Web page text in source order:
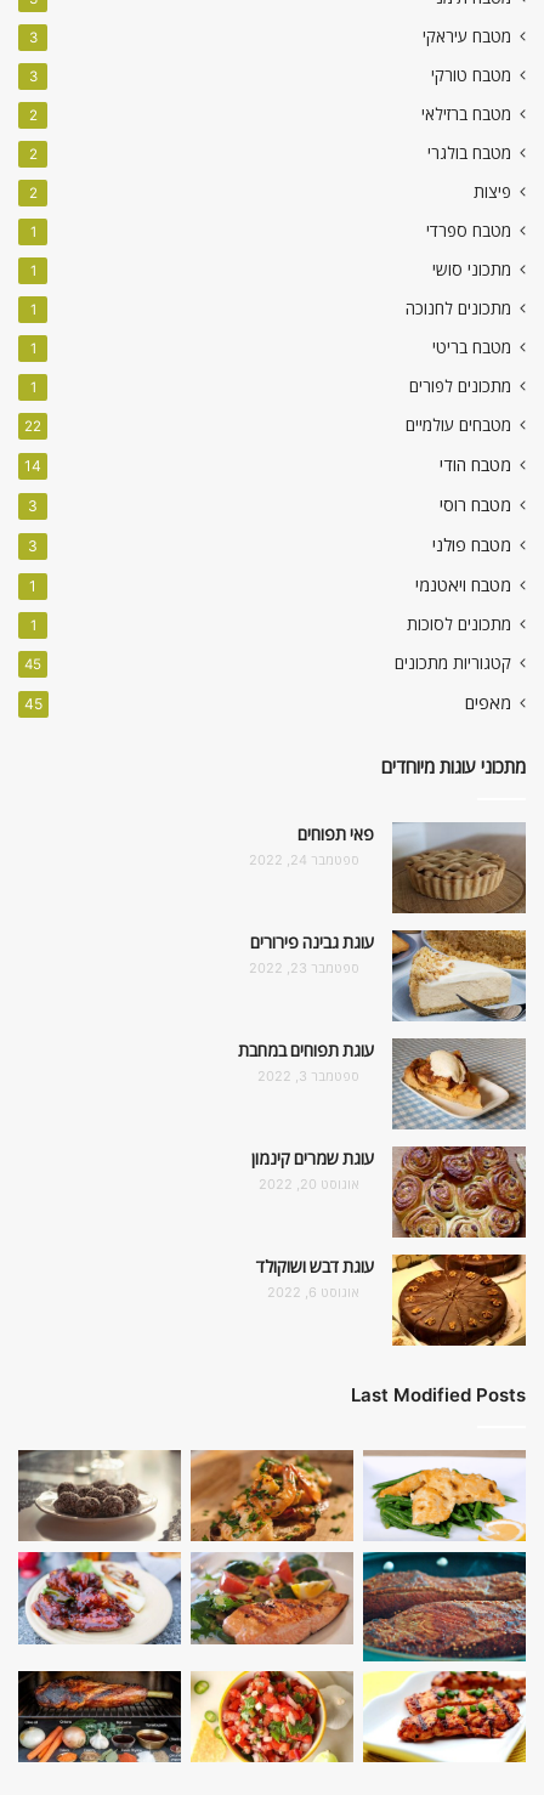
מטבח עיראקי 3
מטבח טורקי 3
מטבח ברזילאי 2
מטבח בולגרי 2
פיצות 2
מטבח ספרדי 1
מתכוני סושי 1
מתכונים לחנוכה 1
מטבח בריטי 1
מתכונים לפורים 1
מטבחים עולמיים 22
מטבח הודי 14
מטבח רוסי 3
מטבח פולני 3
מטבח ויאטנמי 1
מתכונים לסוכות 1
קטגוריות מתכונים 45
מאפים 45
מתכוני עוגות מיוחדים
פאי תפוחים
ספטמבר 24, 2022
עוגת גבינה פירורים
ספטמבר 23, 2022
עוגת תפוחים במחבת
ספטמבר 3, 2022
עוגת שמרים קינמון
אוגוסט 20, 2022
עוגת דבש ושוקולד
אוגוסט 6, 2022
Last Modified Posts